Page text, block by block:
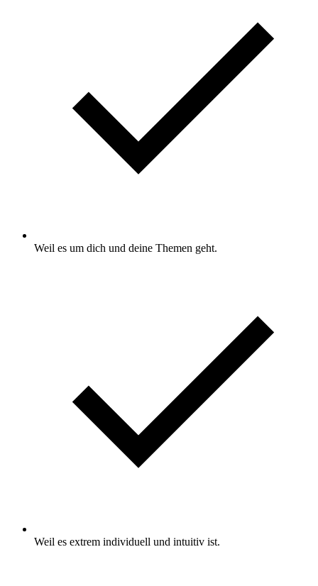
Weil es um dich und deine Themen geht.
Weil es extrem individuell und intuitiv ist.